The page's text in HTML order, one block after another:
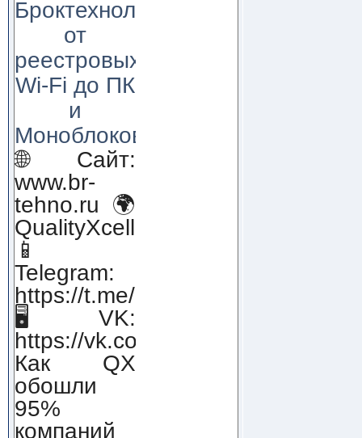
Броктехнолоджи:
от
реестровых
Wi-Fi до ПК
и
Моноблоков!
🌐 Сайт:
www.br-
tehno.ru 🌍
QualityXcellence.ru
📱
Telegram:
https://t.me/qx_lab_IT
🖥 VK:
https://vk.com/qualityxcellenc
Как QX
обошли
95%
компаний